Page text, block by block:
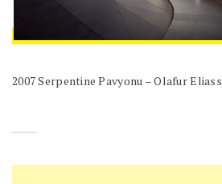
2007 Serpentine Pavyonu – Olafur